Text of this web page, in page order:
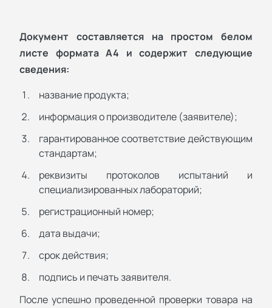
Документ составляется на простом белом
листе формата А4 и содержит следующие
сведения:
название продукта;
информация о производителе (заявителе);
гарантированное соответствие действующим
стандартам;
реквизиты протоколов испытаний и
специализированных лабораторий;
регистрационный номер;
дата выдачи;
срок действия;
подпись и печать заявителя.
После успешно проведенной проверки товара на